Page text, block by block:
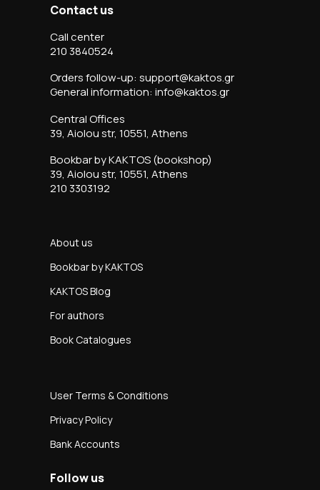
Contact us
Call center
210 3840524
Orders follow-up: support@kaktos.gr
General information: info@kaktos.gr
Central Offices
39, Aiolou str, 10551, Athens
Bookbar by KAKTOS (bookshop)
39, Aiolou str, 10551, Athens
210 3303192
About us
Bookbar by KAKTOS
KAKTOS Blog
For authors
Book Catalogues
User Terms & Conditions
Privacy Policy
Bank Accounts
Follow us